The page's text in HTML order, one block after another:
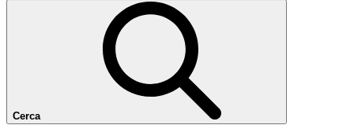
Cerca